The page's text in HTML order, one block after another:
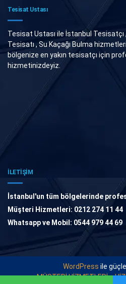
Tesisat Ustası
Tesisat Ustası ile İstanbul Tesisatçı
Tesisatı , Su Kaçağı Bulma
bölgenize en yakın tesisatçı için
hizmetinizdeyiz.
İLETİŞİM
İstanbul'un tüm bölgelerinde
Müşteri Hizmetleri: 0212 274 11 44
Whatsapp ve Mobil: 0544 979 44 69
WordPress ile
MÜŞTERİ HİZMETLERİ